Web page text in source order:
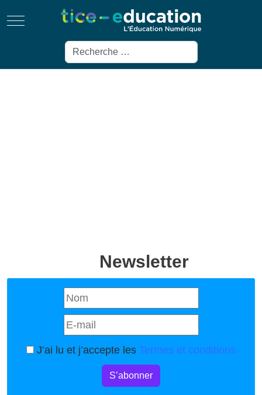
Mobile Menu Toggle
Rechercher
Newsletter
J’ai lu et j’accepte les Termes et conditions
S’abonner